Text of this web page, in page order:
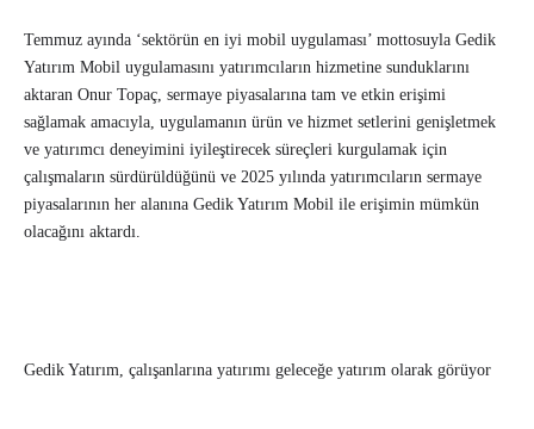
Temmuz ayında ‘sektörün en iyi mobil uygulaması’ mottosuyla Gedik
Yatırım Mobil uygulamasını yatırımcıların hizmetine sunduklarını
aktaran Onur Topaç, sermaye piyasalarına tam ve etkin erişimi
sağlamak amacıyla, uygulamanın ürün ve hizmet setlerini genişletmek
ve yatırımcı deneyimini iyileştirecek süreçleri kurgulamak için
çalışmaların sürdürüldüğünü ve 2025 yılında yatırımcıların sermaye
piyasalarının her alanına Gedik Yatırım Mobil ile erişimin mümkün
olacağını aktardı.
Gedik Yatırım, çalışanlarına yatırımı geleceğe yatırım olarak görüyor